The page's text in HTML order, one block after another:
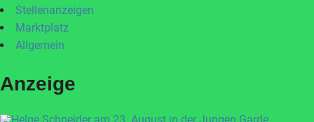
Stellenanzeigen
Marktplatz
Allgemein
Anzeige